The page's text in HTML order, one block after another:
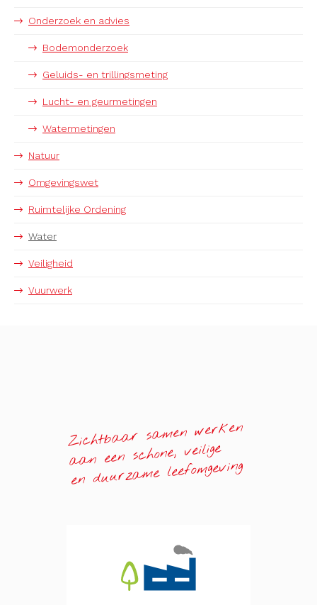
Onderzoek en advies
Bodemonderzoek
Geluids- en trillingsmeting
Lucht- en geurmetingen
Watermetingen
Natuur
Omgevingswet
Ruimtelijke Ordening
Water
Veiligheid
Vuurwerk
Zichtbaar samen werken
aan een schone, veilige
en duurzame leefomgeving